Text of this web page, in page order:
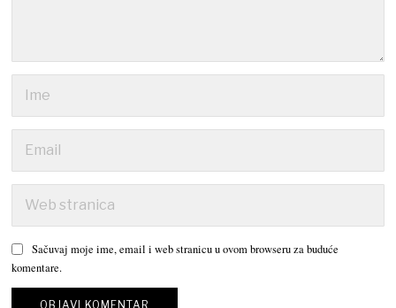
Sačuvaj moje ime, email i web stranicu u ovom browseru za buduće
komentare.